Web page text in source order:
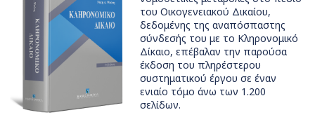
του Οικογενειακού Δικαίου,
δεδομένης της αναπόσπαστης
σύνδεσής του με το Κληρονομικό
Δίκαιο, επέβαλαν την παρούσα
έκδοση του πληρέστερου
συστηματικού έργου σε έναν
ενιαίο τόμο άνω των 1.200
σελίδων.